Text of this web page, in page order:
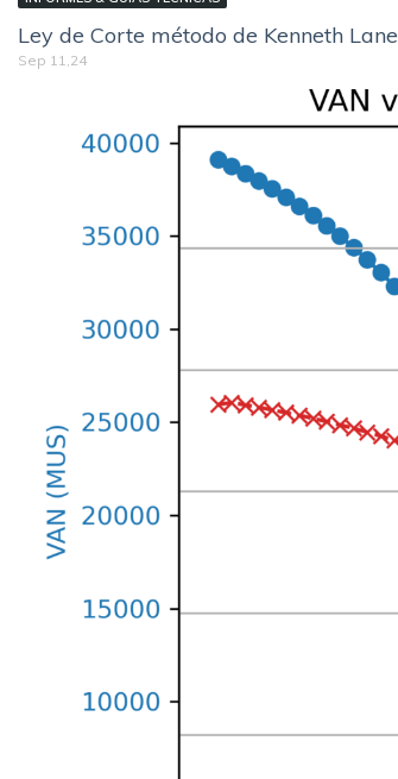
Ley de Corte método de Kenneth Lane
Sep 11,24